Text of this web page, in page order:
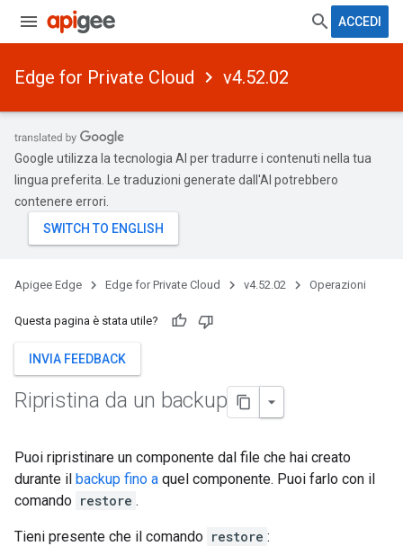
ACCEDI
Edge for Private Cloud v4.52.02
Google utilizza la tecnologia AI per tradurre i contenuti nella tua
lingua preferita. Le traduzioni generate dall'AI potrebbero
contenere errori.
Apigee Edge Edge for Private Cloud v4.52.02 Operazioni
Questa pagina è stata utile?
INVIA FEEDBACK
Ripristina da un backup
Puoi ripristinare un componente dal file che hai creato
durante il backup fino a quel componente. Puoi farlo con il
comando restore .
Tieni presente che il comando restore :